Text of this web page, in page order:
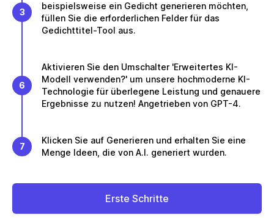
3
beispielsweise ein Gedicht generieren möchten,
füllen Sie die erforderlichen Felder für das
Gedichttitel-Tool aus.
6
Aktivieren Sie den Umschalter 'Erweitertes KI-
Modell verwenden?' um unsere hochmoderne KI-
Technologie für überlegene Leistung und genauere
Ergebnisse zu nutzen! Angetrieben von GPT-4.
7
Klicken Sie auf Generieren und erhalten Sie eine
Menge Ideen, die von A.I. generiert wurden.
Erste Schritte